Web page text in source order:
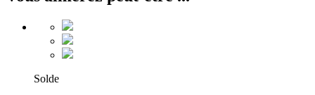
Solde